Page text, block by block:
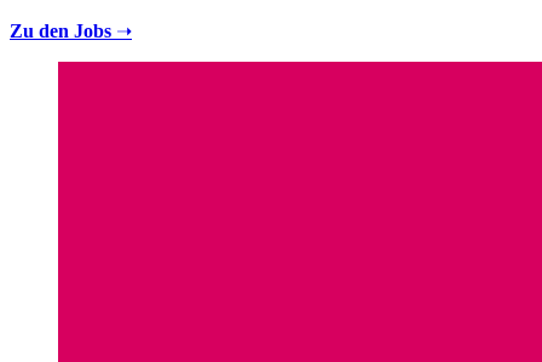
Zu den Jobs ➝